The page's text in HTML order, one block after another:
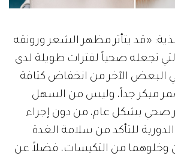
«قد يتأثر مظهر الشعر ورونقه
التي تجعله صحياً لفترات طويلة لدى
البعض الآخر من انخفاض كثافة
مبكر جداً، وليس من السهل
بشكل عام، من دون إجراء
للتأكد من سلامة الغدة
وخلوهما من التكيسات، فضلاً عن